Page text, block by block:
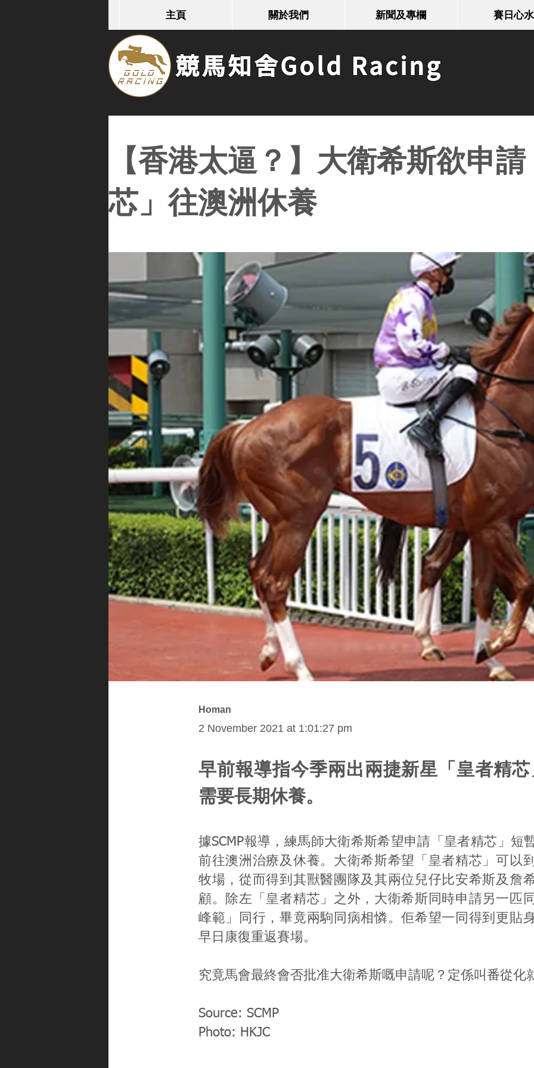
主頁 關於我們 新聞及專欄 賽日心水
競馬知舍Gold Racing
【香港太逼？】大衛希斯欲申
芯」往澳洲休養
Homan
2 November 2021 at 1:01:27 pm
早前報導指今季兩出兩捷新星「皇者精
需要長期休養。
據SCMP報導，練馬師大衛希斯希望申請「皇者精芯」短
前往澳洲治療及休養。大衛希斯希望「皇者精芯」可以
牧場，從而得到其獸醫團隊及其兩位兒仔比安希斯及詹
顧。除左「皇者精芯」之外，大衛希斯同時申請另一匹
峰範」同行，畢竟兩駒同病相憐。佢希望一同得到更貼
早日康復重返賽場。
究竟馬會最終會否批准大衛希斯嘅申請呢？定係叫番從化
Source: SCMP
Photo: HKJC